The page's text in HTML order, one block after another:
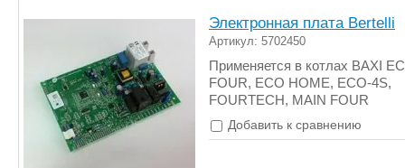
Электронная плата Bertelli
Артикул: 5702450
Применяется в котлах BAXI
FOUR, ECO HOME, ECO-4S,
FOURTECH, MAIN FOUR
Добавить к сравнению